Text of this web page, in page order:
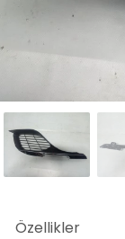
Özellikler